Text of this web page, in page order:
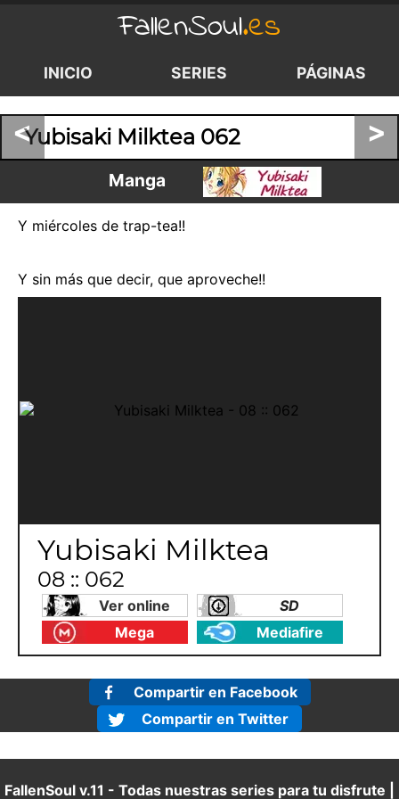
FallenSoul.es
INICIO SERIES PÁGINAS
< >
Yubisaki Milktea 062
Manga
Y miércoles de trap-tea!!
Y sin más que decir, que aproveche!!
Yubisaki Milktea
08 :: 062
Ver online
SD
Mega
Mediafire
Compartir en Facebook
Compartir en Twitter
FallenSoul v.11 - Todas nuestras series para tu disfrute |